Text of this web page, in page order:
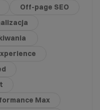
Off-page SEO
Max